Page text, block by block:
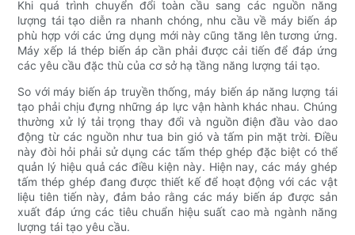
Khi quá trình chuyển đổi toàn cầu sang các nguồn năng
lượng tái tạo diễn ra nhanh chóng, nhu cầu về máy biến áp
phù hợp với các ứng dụng mới này cũng tăng lên tương ứng.
Máy xếp lá thép biến áp cần phải được cải tiến để đáp ứng
các yêu cầu đặc thù của cơ sở hạ tầng năng lượng tái tạo.
So với máy biến áp truyền thống, máy biến áp năng lượng tái
tạo phải chịu đựng những áp lực vận hành khác nhau. Chúng
thường xử lý tải trọng thay đổi và nguồn điện đầu vào dao
động từ các nguồn như tua bin gió và tấm pin mặt trời. Điều
này đòi hỏi phải sử dụng các tấm thép ghép đặc biệt có thể
quản lý hiệu quả các điều kiện này. Hiện nay, các máy ghép
tấm thép ghép đang được thiết kế để hoạt động với các vật
liệu tiên tiến này, đảm bảo rằng các máy biến áp được sản
xuất đáp ứng các tiêu chuẩn hiệu suất cao mà ngành năng
lượng tái tạo yêu cầu.